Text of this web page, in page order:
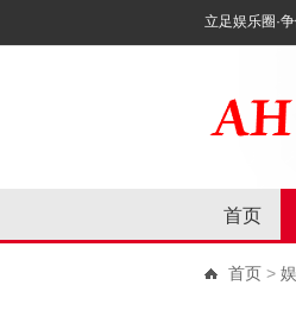
立足娱乐圈·
首页
首页 >